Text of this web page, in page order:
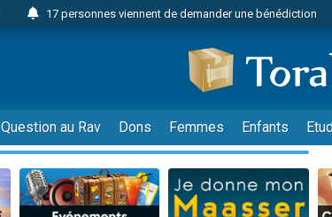
17 personnes viennent de demander une bénédiction
23 personnes viennent de faire un don pour Diane,
Eva vient de donner son Maasser
4 personnes viennent de nous rejoindre sur WhatsApp
3 personnes viennent de nous rejoindre sur WhatsApp
Odaya vient de donner son Maasser
3 personnes viennent de faire un don pour 5 jours
Question au Rav Dons Femmes Enfants